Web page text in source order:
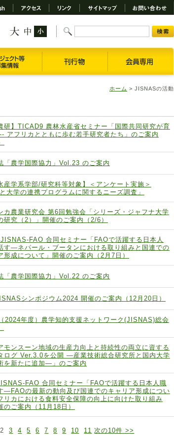
ホーム > JISNASの活動
研】TICAD9 農林水産省セミナー「国際共同研究が育
アフリカとともに歩む若手研究者たち」のご案内
「農学国際協力」Vol.23 のご案内
産学系学部/研究科等対象】＜アンケート実施＞
大学の連携プログラムに関するニーズ調査」
カ農業研究会 第6回勉強会「シリーズ・ジャフナ大学
研究（2）」開催のご案内（2/6）
FAO 合同セミナー「FAOで活躍する日本人
す―ネパール・ブータンにおける取り組みと国連での
形成について」開催のご案内（2月7日）
「農学国際協力」Vol.22 のご案内
シンポジウム2024 開催のご案内（12月20日）
2024年度）農学知的支援ネットワーク(JISNAS)総会
モンスーン地域の生産力向上と持続性の両立に資する
ログ Ver.3.0を公開 ―産業技術総合研究所と国内大学
を新たに追加―」のご案内
FAO 合同セミナー「FAOで活躍する日本人職
―FAOの最新の動向及び国連でのキャリア形成につい
リカにおける食料安全保障の向上に向けた取り組み
のご案内（11月18日）
2 3 4 5 6 7 8 9 10 11 次の10件 >>